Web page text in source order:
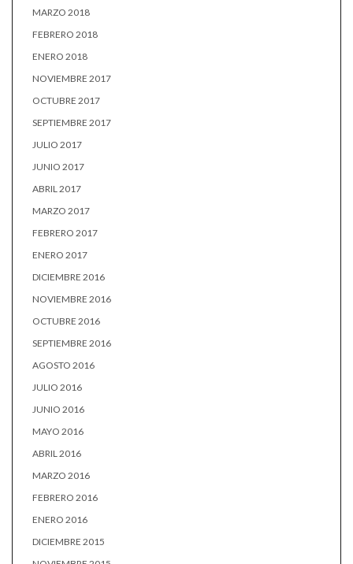
MARZO 2018
FEBRERO 2018
ENERO 2018
NOVIEMBRE 2017
OCTUBRE 2017
SEPTIEMBRE 2017
JULIO 2017
JUNIO 2017
ABRIL 2017
MARZO 2017
FEBRERO 2017
ENERO 2017
DICIEMBRE 2016
NOVIEMBRE 2016
OCTUBRE 2016
SEPTIEMBRE 2016
AGOSTO 2016
JULIO 2016
JUNIO 2016
MAYO 2016
ABRIL 2016
MARZO 2016
FEBRERO 2016
ENERO 2016
DICIEMBRE 2015